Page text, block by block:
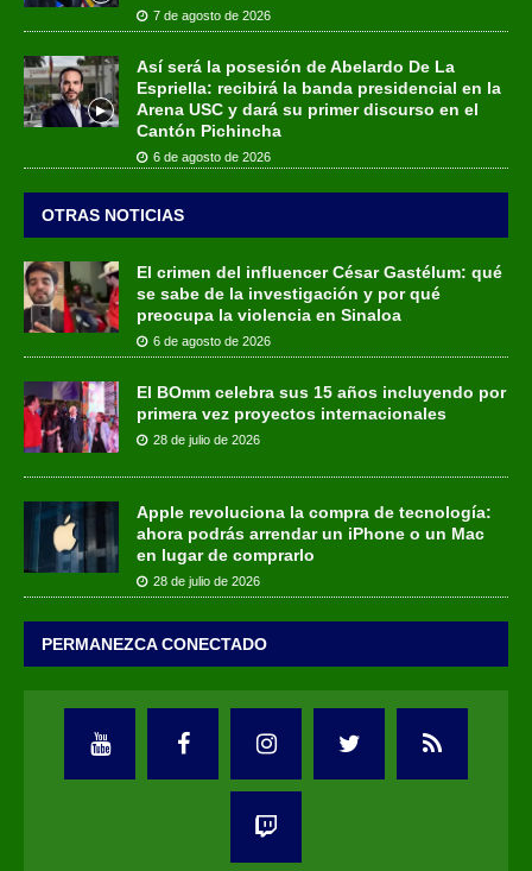
7 de agosto de 2026
Así será la posesión de Abelardo De La
Espriella: recibirá la banda presidencial en la
Arena USC y dará su primer discurso en el
Cantón Pichincha
6 de agosto de 2026
OTRAS NOTICIAS
El crimen del influencer César Gastélum: qué
se sabe de la investigación y por qué
preocupa la violencia en Sinaloa
6 de agosto de 2026
El BOmm celebra sus 15 años incluyendo por
primera vez proyectos internacionales
28 de julio de 2026
Apple revoluciona la compra de tecnología:
ahora podrás arrendar un iPhone o un Mac
en lugar de comprarlo
28 de julio de 2026
PERMANEZCA CONECTADO